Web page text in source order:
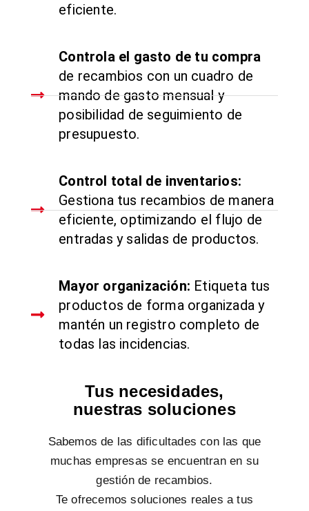
eficiente.
Controla el gasto de tu compra
de recambios con un cuadro de
mando de gasto mensual y
posibilidad de seguimiento de
presupuesto.
Control total de inventarios:
Gestiona tus recambios de manera
eficiente, optimizando el flujo de
entradas y salidas de productos.
Mayor organización: Etiqueta tus
productos de forma organizada y
mantén un registro completo de
todas las incidencias.
Tus necesidades,
nuestras soluciones
Sabemos de las dificultades con las que
muchas empresas se encuentran en su
gestión de recambios.
Te ofrecemos soluciones reales a tus